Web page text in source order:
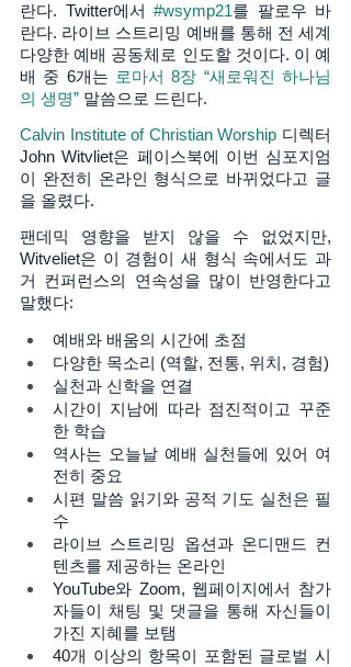
란다. Twitter에서 #wsymp21를 팔로우 바
란다. 라이브 스트리밍 예배를 통해 전 세계
다양한 예배 공동체로 인도할 것이다. 이 예
배 중 6개는 로마서 8장 “새로워진 하나님
의 생명” 말씀으로 드린다.
Calvin Institute of Christian Worship 디렉터
John Witvliet은 페이스북에 이번 심포지엄
이 완전히 온라인 형식으로 바뀌었다고 글
을 올렸다.
팬데믹 영향을 받지 않을 수 없었지만,
Witveliet은 이 경험이 새 형식 속에서도 과
거 컨퍼런스의 연속성을 많이 반영한다고
말했다:
예배와 배움의 시간에 초점
실천과 신학을 연결
시간이 지남에 따라 점진적이고 꾸준
한 학습
역사는 오늘날 예배 실천들에 있어 여
전히 중요
시편 말씀 읽기와 공적 기도 실천은 필
수
라이브 스트리밍 옵션과 온디맨드 컨
텐츠를 제공하는 온라인
YouTube와 Zoom, 웹페이지에서 참가
자들이 채팅 및 댓글을 통해 자신들이
가진 지혜를 보탬
40개 이상의 항목이 포함된 글로벌 시